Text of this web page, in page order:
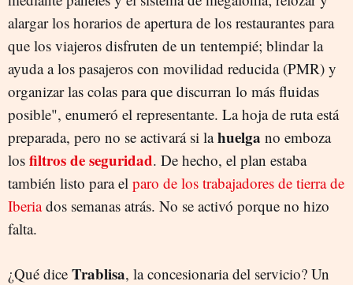
alargar los horarios de apertura de los restaurantes para
que los viajeros disfruten de un tentempié; blindar la
ayuda a los pasajeros con movilidad reducida (PMR) y
organizar las colas para que discurran lo más fluidas
posible", enumeró el representante. La hoja de ruta está
preparada, pero no se activará si lahuelga no emboza
los filtros de seguridad. De hecho, el plan estaba
también listo para el paro de los trabajadores de tierra de
Iberiados semanas atrás. No se activó porque no hizo
falta.
¿Qué dice Trablisa, la concesionaria del servicio? Un